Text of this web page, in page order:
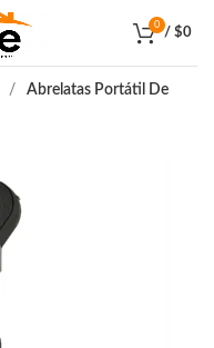
0
/ $0
Abrelatas Portátil De